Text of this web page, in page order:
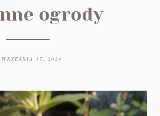
ogrody
WRZEŚNIA 17, 2024